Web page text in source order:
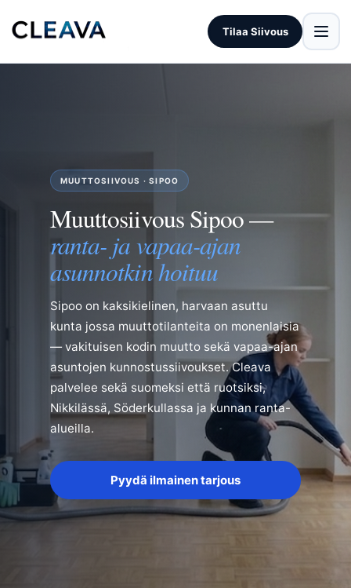
Tilaa Siivous
MUUTTOSIIVOUS · SIPOO
Muuttosiivous Sipoo —
ranta- ja vapaa-ajan
asunnotkin hoituu
Sipoo on kaksikielinen, harvaan asuttu
kunta jossa muuttotilanteita on monenlaisia
— vakituisen kodin muutto sekä vapaa-ajan
asuntojen kunnostussiivoukset. Cleava
palvelee sekä suomeksi että ruotsiksi,
Nikkilässä, Söderkullassa ja kunnan ranta-
alueilla.
Pyydä ilmainen tarjous